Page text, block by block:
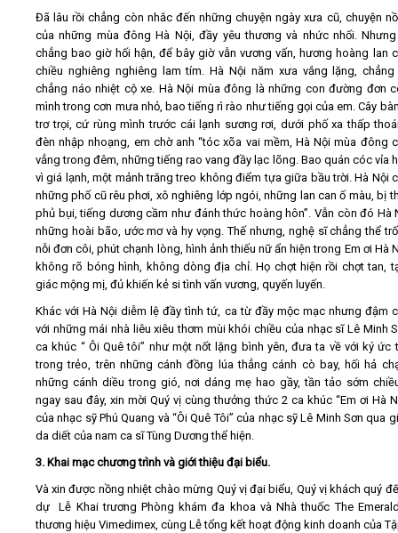
Đã lâu rồi chẳng còn nhắc đến những chuyện ngày xưa cũ, chuyện
của những mùa đông Hà Nội, đầy yêu thương và nhức nhối.
chẳng bao giờ hối hận, để bây giờ vẫn vương vấn, hương hoàng lan
chiều nghiêng nghiêng lam tím. Hà Nội năm xưa vắng lặng,
chẳng náo nhiệt cộ xe. Hà Nội mùa đông là những con đường đơn
mình trong cơn mưa nhỏ, bao tiếng rì rào như tiếng gọi của em. Cây
trơ trọi, cứ rùng mình trước cái lạnh sương rơi, dưới phố xa thấp
đèn nhập nhoạng, em chờ anh “tóc xõa vai mềm, Hà Nội mùa đông
vẳng trong đêm, những tiếng rao vang đầy lạc lõng. Bao quán cóc vỉa
vì giá lạnh, một mảnh trăng treo không điểm tựa giữa bầu trời. Hà Nội
những phố cũ rêu phơi, xô nghiêng lớp ngói, những lan can ố màu, bị
phủ bụi, tiếng dương cầm như đánh thức hoàng hôn”. Vẫn còn đó Hà
những hoài bão, ước mơ và hy vọng. Thế nhưng, nghệ sĩ chẳng thể
nỗi đơn côi, phút chạnh lòng, hình ảnh thiếu nữ ẩn hiện trong Em ơi Hà
không rõ bóng hình, không dòng địa chỉ. Họ chợt hiện rồi chợt tan,
giác mộng mị, đủ khiến kẻ si tình vấn vương, quyến luyến.
Khác với Hà Nội diễm lệ đầy tình tứ, ca từ đầy mộc mạc nhưng đậm
với những mái nhà liêu xiêu thơm mùi khói chiều của nhạc sĩ Lê Minh
ca khúc “ Ôi Quê tôi” như một nốt lặng bình yên, đưa ta về với ký ức
trong trẻo, trên những cánh đồng lúa thẳng cánh cò bay, hối hả
những cánh diều trong gió, nơi dáng mẹ hao gầy, tần tảo sớm
ngay sau đây, xin mời Quý vị cùng thưởng thức 2 ca khúc “Em ơi Hà
của nhạc sỹ Phú Quang và “Ôi Quê Tôi” của nhạc sỹ Lê Minh Sơn qua
da diết của nam ca sĩ Tùng Dương thể hiện.
3. Khai mạc chương trình và giới thiệu đại biểu.
Và xin được nồng nhiệt chào mừng Quý vị đại biểu, Quý vị khách quý
dự Lễ Khai trương Phòng khám đa khoa và Nhà thuốc The
thương hiệu Vimedimex, cùng Lễ tổng kết hoạt động kinh doanh của